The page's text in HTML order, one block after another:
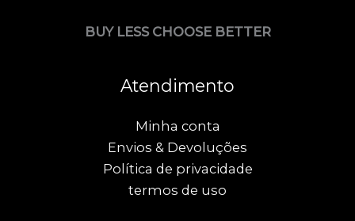
BUY LESS CHOOSE BETTER
Atendimento
Minha conta
Envios & Devoluções
Política de privacidade
termos de uso